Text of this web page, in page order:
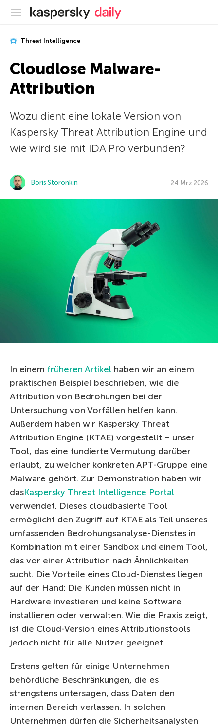
Offizieller Blog von Kaspersky
Threat Intelligence
Cloudlose Malware-
Attribution
Wozu dient eine lokale Version von
Kaspersky Threat Attribution Engine und
wie wird sie mit IDA Pro verbunden?
Boris Storonkin 24 Mrz 2026
In einem früheren Artikel haben wir an einem
praktischen Beispiel beschrieben, wie die
Attribution von Bedrohungen bei der
Untersuchung von Vorfällen helfen kann.
Außerdem haben wir Kaspersky Threat
Attribution Engine (KTAE) vorgestellt – unser
Tool, das eine fundierte Vermutung darüber
erlaubt, zu welcher konkreten APT-Gruppe eine
Malware gehört. Zur Demonstration haben wir
dasKaspersky Threat Intelligence Portal
verwendet. Dieses cloudbasierte Tool
ermöglicht den Zugriff auf KTAE als Teil unseres
umfassenden Bedrohungsanalyse-Dienstes in
Kombination mit einer Sandbox und einem Tool,
das vor einer Attribution nach Ähnlichkeiten
sucht. Die Vorteile eines Cloud-Dienstes liegen
auf der Hand: Die Kunden müssen nicht in
Hardware investieren und keine Software
installieren oder verwalten. Wie die Praxis zeigt,
ist die Cloud-Version eines Attributionstools
jedoch nicht für alle Nutzer geeignet …
Erstens gelten für einige Unternehmen
behördliche Beschränkungen, die es
strengstens untersagen, dass Daten den
internen Bereich verlassen. In solchen
Unternehmen dürfen die Sicherheitsanalysten